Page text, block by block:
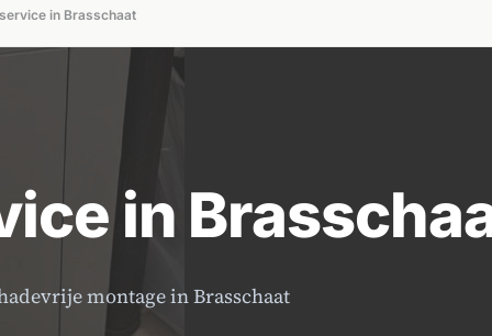
in Brasschaat
in
montage in Brasschaat